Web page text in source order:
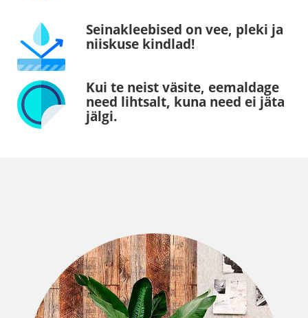
Seinakleebised on vee, pleki ja
niiskuse kindlad!
Kui te neist väsite, eemaldage
need lihtsalt, kuna need ei jäta
jälgi.